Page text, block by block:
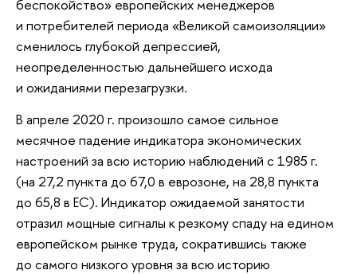
беспокойство» европейских менеджеров
и потребителей периода «Великой самоизоляции»
сменилось глубокой депрессией,
неопределенностью дальнейшего исхода
и ожиданиями перезагрузки.
В апреле 2020 г. произошло самое сильное
месячное падение индикатора экономических
настроений за всю историю наблюдений с 1985 г.
(на 27,2 пункта до 67,0 в еврозоне, на 28,8 пункта
до 65,8 в ЕС). Индикатор ожидаемой занятости
отразил мощные сигналы к резкому спаду на едином
европейском рынке труда, сократившись также
до самого низкого уровня за всю историю